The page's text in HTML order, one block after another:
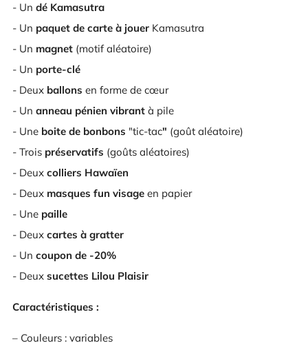
- Un dé Kamasutra
- Un paquet de carte à jouer Kamasutra
- Un magnet (motif aléatoire)
- Un porte-clé
- Deux ballons en forme de cœur
- Un anneau pénien vibrant à pile
- Une boite de bonbons "tic-tac" (goût aléatoire)
- Trois préservatifs (goûts aléatoires)
- Deux colliers Hawaïen
- Deux masques fun visage en papier
- Une paille
- Deux cartes à gratter
- Un coupon de -20%
- Deux sucettes Lilou Plaisir
Caractéristiques :
– Couleurs : variables